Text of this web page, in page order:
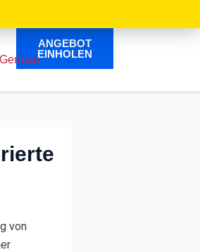
German
ANGEBOT
EINHOLEN
von